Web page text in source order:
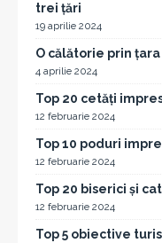
trei țări
19 aprilie 2024
O călătorie prin
4 aprilie 2024
Top 20 cetăți
12 februarie 2024
Top 10 poduri
12 februarie 2024
Top 20 biserici și
12 februarie 2024
Top 5 obiective